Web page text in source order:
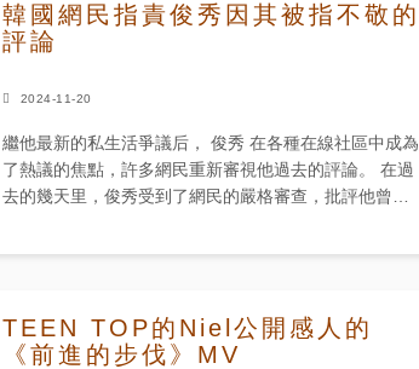
韓國網民指責俊秀因其被指不敬的
評論
2024-11-20
繼他最新的私生活爭議后， 俊秀 在各種在線社區中成為
了熱議的焦點，許多網民重新審視他過去的評論。 在過
去的幾天里，俊秀受到了網民的嚴格審查，批評他曾經
衝...
TEEN TOP的Niel公開感人的
《前進的步伐》MV